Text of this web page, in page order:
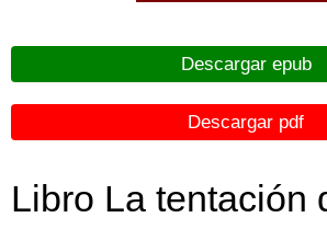
Descargar epub
Descargar pdf
Libro La tentación